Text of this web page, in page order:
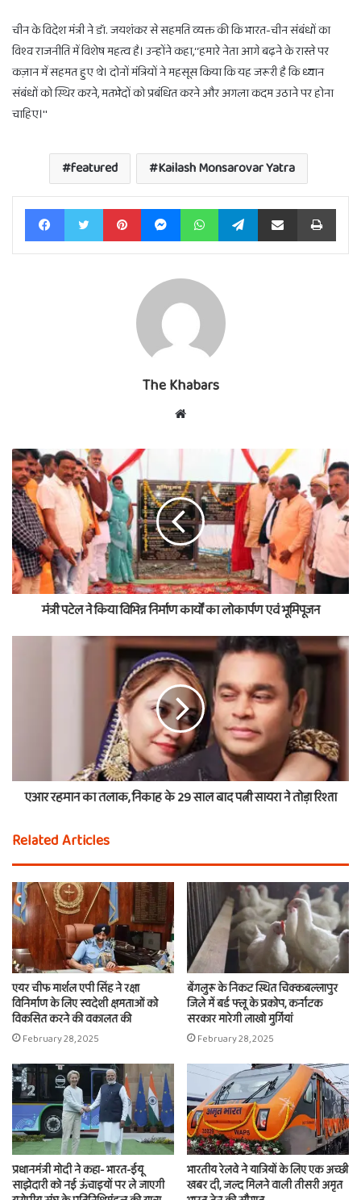
चीन के विदेश मंत्री ने डॉ. जयशंकर से सहमति व्यक्त की कि भारत-चीन संबंधों का
विश्व राजनीति में विशेष महत्व है। उन्होंने कहा,‘‘हमारे नेता आगे बढ़ने के रास्ते पर
कज़ान में सहमत हुए थे। दोनों मंत्रियों ने महसूस किया कि यह जरूरी है कि ध्यान
संबंधों को स्थिर करने, मतभेदों को प्रबंधित करने और अगला कदम उठाने पर होना
चाहिए।''
featured Kailash Monsarovar Yatra
FacebookTwitter PinterestMessengerWhatsAppTelegramShare via Email Print
The Khabars
Website
मंत्री पटेल ने किया विभिन्न निर्माण कार्यों का लोकार्पण एवं भूमिपूजन
एआर रहमान का तलाक, निकाह के 29 साल बाद पत्नी सायरा ने तोड़ा रिश्ता
Related Articles
एयर चीफ मार्शल एपी सिंह ने रक्षा
विनिर्माण के लिए स्वदेशी क्षमताओं को
विकसित करने की वकालत की
February 28, 2025
बेंगलुरू के निकट स्थित चिक्कबल्लापुर
जिले में बर्ड फ्लू के प्रकोप, कर्नाटक
सरकार मारेगी लाखो मुर्गियां
February 28, 2025
प्रधानमंत्री मोदी ने कहा- भारत-ईयू
साझेदारी को नई ऊंचाइयों पर ले जाएगी
भारतीय रेलवे ने यात्रियों के लिए एक अच्छी
खबर दी, जल्द मिलने वाली तीसरी अमृत